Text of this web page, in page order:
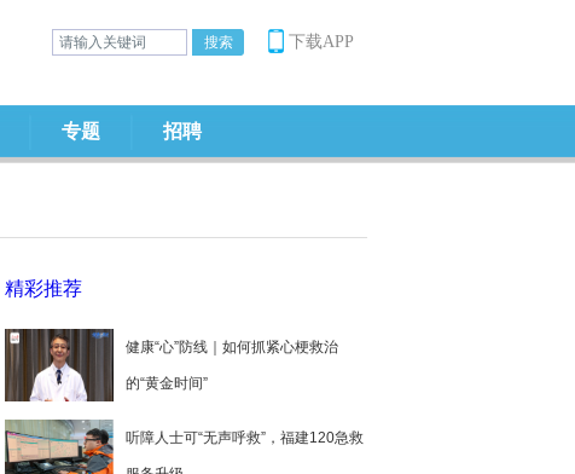
下载APP
专题 招聘
精彩推荐
健康“心”防线｜如何抓紧心梗救治
的“黄金时间”
听障人士可“无声呼救”，福建120急救